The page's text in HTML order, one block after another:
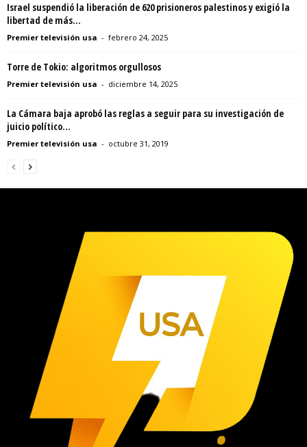
Israel suspendió la liberación de 620 prisioneros palestinos y exigió la
libertad de más...
Premier televisión usa - febrero 24, 2025
Torre de Tokio: algoritmos orgullosos
Premier televisión usa - diciembre 14, 2025
La Cámara baja aprobó las reglas a seguir para su investigación de
juicio político...
Premier televisión usa - octubre 31, 2019